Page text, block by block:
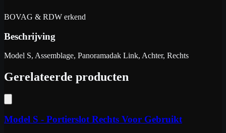
BOVAG & RDW erkend
Beschrijving
Model S, Assemblage, Panoramadak Link, Achter, Rechts
Gerelateerde producten
Model S - Portierslot Rechts Voor Gebruikt